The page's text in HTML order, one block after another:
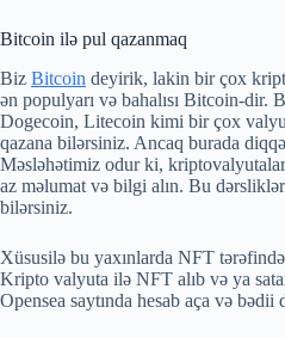
Bitcoin ilə pul qazanmaq
Biz Bitcoin deyirik, lakin bir çox
ən populyarı və bahalısı Bitcoin-dir.
Dogecoin, Litecoin kimi bir çox
qazana bilərsiniz. Ancaq burada
Məsləhətimiz odur ki,
az məlumat və bilgi alın. Bu
bilərsiniz.
Xüsusilə bu yaxınlarda NFT
Kripto valyuta ilə NFT alıb və ya
Opensea saytında hesab aça və bədii